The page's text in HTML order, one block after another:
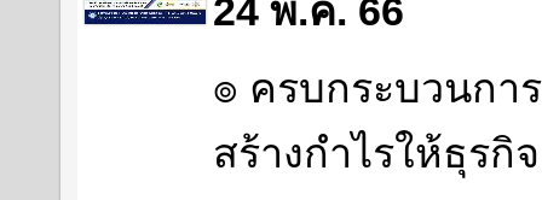
24 พ.ค. 66
๏ ครบกระบวนกา
สร้างกำไรให้ธุรกิจ